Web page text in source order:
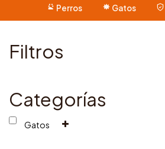
Perros Gatos
Filtros
Categorías
Gatos